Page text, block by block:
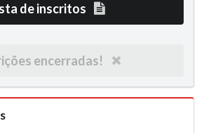
de inscritos
encerradas!